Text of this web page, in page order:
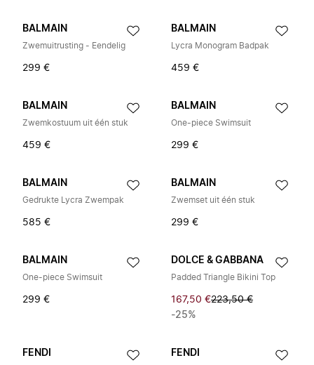
BALMAIN
Zwemuitrusting - Eendelig
299 €
BALMAIN
Lycra Monogram Badpak
459 €
BALMAIN
Zwemkostuum uit één stuk
459 €
BALMAIN
One-piece Swimsuit
299 €
BALMAIN
Gedrukte Lycra Zwempak
585 €
BALMAIN
Zwemset uit één stuk
299 €
BALMAIN
One-piece Swimsuit
299 €
DOLCE & GABBANA
Padded Triangle Bikini Top
167,50 €223,50 €
-25%
FENDI FENDI